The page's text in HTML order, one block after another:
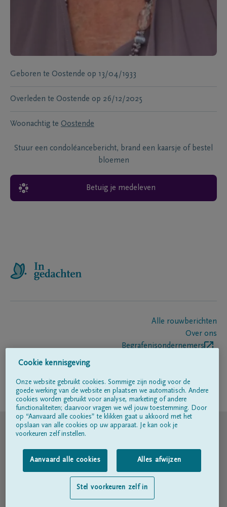
Geboren te Oostende op 13/04/1933
Overleden te Oostende op 26/12/2025
Woonachtig te Oostende
Stuur een condoléancebericht, brand een kaarsje of bestel
bloemen
Betuig je medeleven
Alle rouwberichten
Over ons
Begrafenisondernemers
Volg ons op
© DELA
Gebruiksvoorwaarden
Privacyverklaring
Toegankelijkheidsverklaring
Cookie kennisgeving
Onze website gebruikt cookies. Sommige zijn nodig voor de
goede werking van de website en plaatsen we automatisch. Andere
cookies worden gebruikt voor analyse, marketing of andere
functionaliteiten; daarvoor vragen we wél jouw toestemming. Door
op “Aanvaard alle cookies” te klikken gaat u akkoord met het
opslaan van alle cookies op uw apparaat. Je kan ook je
voorkeuren zelf instellen.
Aanvaard alle cookies Alles afwijzen
Stel voorkeuren zelf in